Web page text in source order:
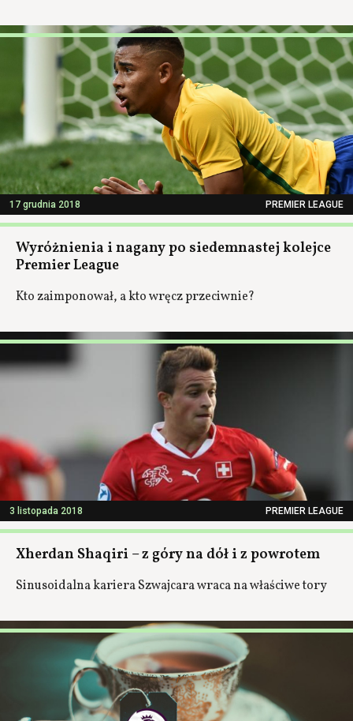
17 grudnia 2018 PREMIER LEAGUE
Wyróżnienia i nagany po siedemnastej kolejce
Premier League
Kto zaimponował, a kto wręcz przeciwnie?
3 listopada 2018 PREMIER LEAGUE
Xherdan Shaqiri – z góry na dół i z powrotem
Sinusoidalna kariera Szwajcara wraca na właściwe tory